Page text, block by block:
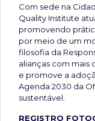
Com sede na
Quality Institute
promovendo
por meio de um
filosofia da
alianças com mais
e promove a
Agenda 2030 da
sustentável.
REGISTRO